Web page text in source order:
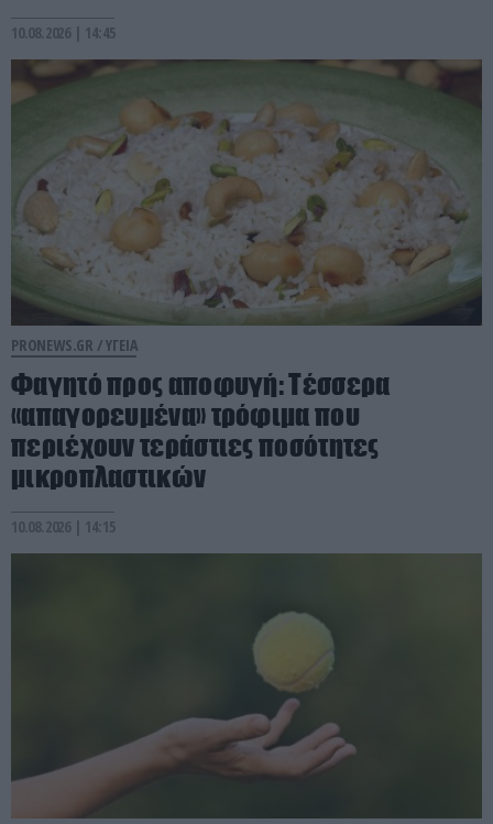
10.08.2026 | 14:45
PRONEWS.GR /ΥΓΕΙΑ
Φαγητό προς αποφυγή: Τέσσερα
«απαγορευμένα» τρόφιμα που
περιέχουν τεράστιες ποσότητες
μικροπλαστικών
10.08.2026 | 14:15